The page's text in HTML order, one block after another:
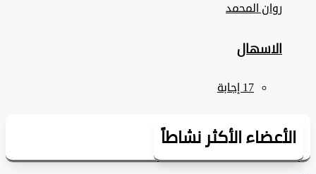
روان المحمد
الاسهال
الأكثر نشاطاً